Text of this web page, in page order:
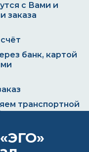
с Вами и
заказа
банк, картой
транспортной